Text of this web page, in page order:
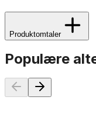
Produktomtaler
Populære